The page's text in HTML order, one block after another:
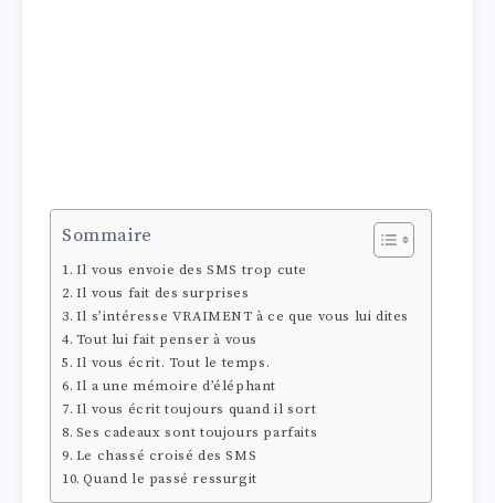
Sommaire
Il vous envoie des SMS trop cute
Il vous fait des surprises
Il s’intéresse VRAIMENT à ce que vous lui dites
Tout lui fait penser à vous
Il vous écrit. Tout le temps.
Il a une mémoire d’éléphant
Il vous écrit toujours quand il sort
Ses cadeaux sont toujours parfaits
Le chassé croisé des SMS
Quand le passé ressurgit